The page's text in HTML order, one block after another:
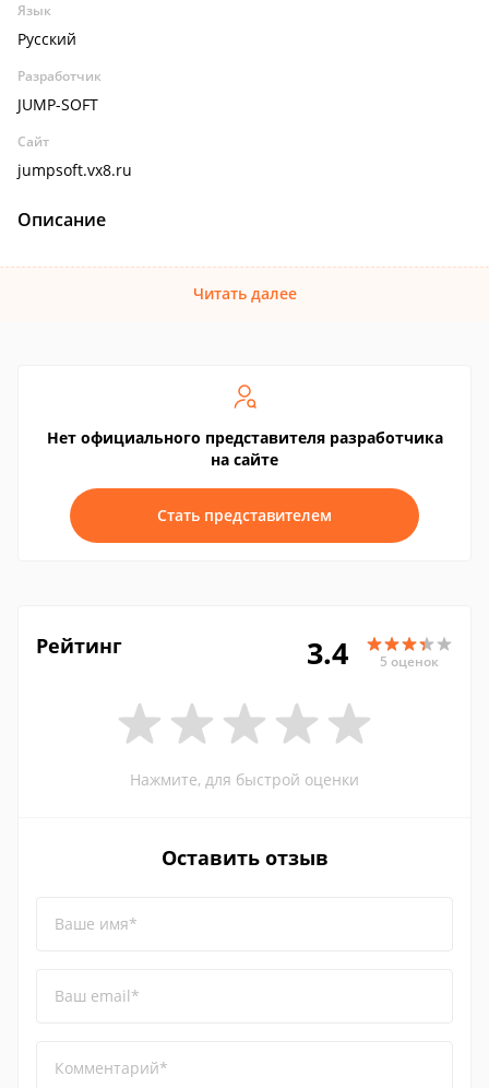
Язык
Русский
Разработчик
JUMP-SOFT
Сайт
jumpsoft.vx8.ru
Описание
Читать далее
Нет официального представителя разработчика
на сайте
Стать представителем
Рейтинг 3.4 5 оценок
Нажмите, для быстрой оценки
Оставить отзыв
Ваше имя*
Ваш email*
Комментарий*